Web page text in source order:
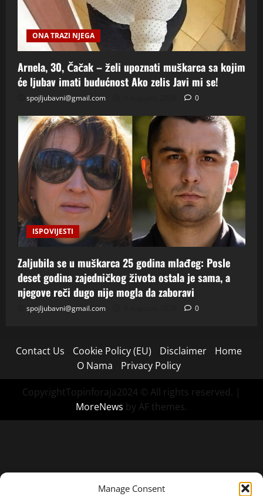
Manage Consent
ONA TRAZI NJEGA
Arnela, 30, Čačak – želi upoznati muškarca sa kojim
će ljubav imati budućnost Ako zelis Javi mi se!
spojljubavni@gmail.com 0
ISPOVIJESTI
Zaljubila se u muškarca 25 godina mlađeg: Posle
deset godina zajedničkog života ostala je sama, a
njegove reči dugo nije mogla da zaboravi
spojljubavni@gmail.com 0
Contact Us Cookie Policy (EU) Disclaimer
Home
O Nama
Privacy Policy
CopyrightTopinforaja2024 © All rights reserved. |
MoreNews by AF themes.